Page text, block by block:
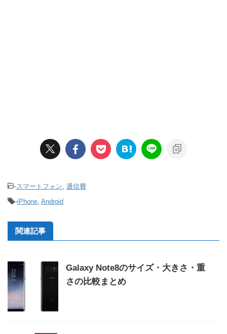
-スマートフォン, 通信費
-iPhone, Android
関連記事
Galaxy Note8のサイズ・大きさ・重
さの比較まとめ